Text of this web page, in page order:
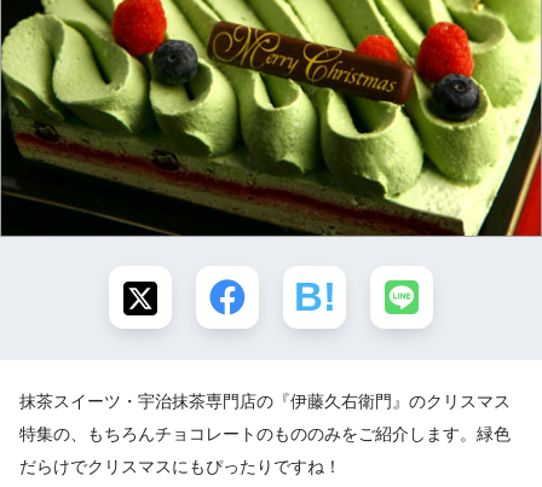
抹茶スイーツ・宇治抹茶専門店の『伊藤久右衛門』のクリスマス
特集の、もちろんチョコレートのもののみをご紹介します。緑色
だらけでクリスマスにもぴったりですね！